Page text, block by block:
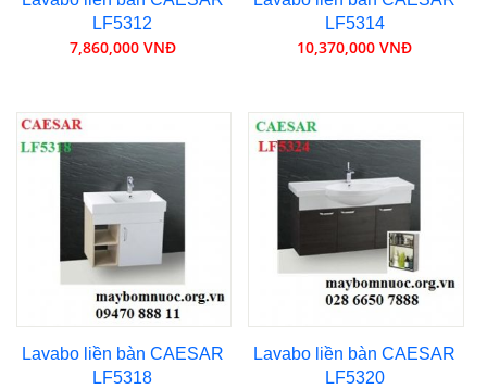
LF5312
7,860,000 VNĐ
LF5314
10,370,000 VNĐ
Lavabo liền bàn CAESAR
LF5318
Lavabo liền bàn CAESAR
LF5320